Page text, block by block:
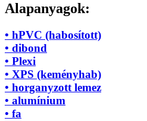
Alapanyagok:
• hPVC (habosított)
• dibond
• Plexi
• XPS (keményhab)
• horganyzott lemez
• alumínium
• fa